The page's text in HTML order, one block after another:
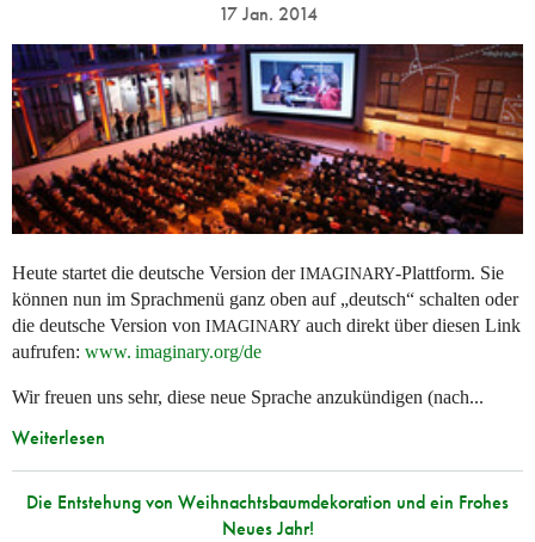
17 Jan. 2014
Heute startet die deutsche Version derIMAGINARY-Plattform. Sie
können nun im Sprachmenü ganz oben auf „deutsch“ schalten oder
die deutsche Version von IMAGINARY auch direkt über diesen Link
aufrufen: www. imaginary.org/de
Wir freuen uns sehr, diese neue Sprache anzukündigen (nach...
Weiterlesen
Die Entstehung von Weihnachtsbaumdekoration und ein Frohes
Neues Jahr!